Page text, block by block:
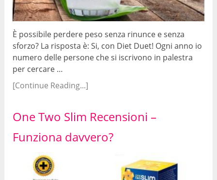
È possibile perdere peso senza rinunce e senza
sforzo? La risposta è: Si, con Diet Duet! Ogni anno io
numero delle persone che si iscrivono in palestra
per cercare …
[Continue Reading...]
One Two Slim Recensioni –
Funziona davvero?